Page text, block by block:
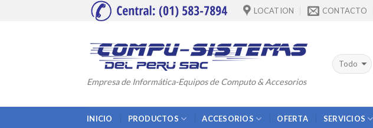
LOCATION CONTACTO
Empresa de Informática-Equipos de Computo & Accesorios
INICIO PRODUCTOS ACCESORIOS OFERTA SERVICIOS